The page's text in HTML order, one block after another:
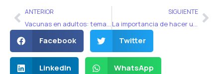
AntANTERIOR
Vacunas en adultos: tema muy tomado en el examen de residencias
SIGUIENTE
La importancia de hacer una residencia
Facebook Twitter
LinkedIn WhatsApp